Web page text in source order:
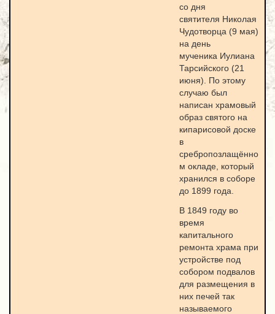
со дня
святителя Николая
Чудотворца (9 мая)
на день
мученика Иулиана
Тарсийского (21
июня). По этому
случаю был
написан храмовый
образ святого на
кипарисовой доске
в
сребропозлащённо
м окладе, который
хранился в соборе
до 1899 года.
В 1849 году во
время
капитального
ремонта храма при
устройстве под
собором подвалов
для размещения в
них печей так
называемого